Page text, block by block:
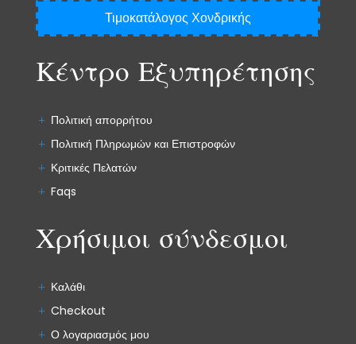
Τιμοκατάλογος Χονδρικής
Κέντρο Εξυπηρέτησης
Πολιτική απορρήτου
Πολιτική Πληρωμών και Επιστροφών
Κριτικές Πελατών
Faqs
Χρήσιμοι σύνδεσμοι
Καλάθι
Checkout
Ο λογαριασμός μου